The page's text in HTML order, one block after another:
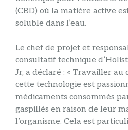
(CBD) où la matière active
soluble dans l’eau.
Le chef de projet et
consultatif technique
Jr, a déclaré : « Travailler
cette technologie est
médicaments consommés
gaspillés en raison de leur
l’organisme. Cela est